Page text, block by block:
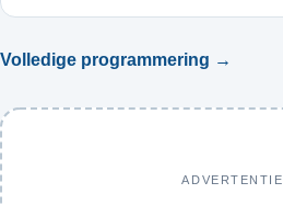
Volledige programmering →
ADVERTENTIE